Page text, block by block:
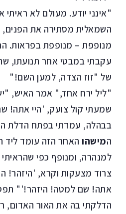
"אינני יודע. מעולם לא ראיתי
השמאלית מסתירה את הפנים,
מנופפת – מנופפת בפראות.
עקבתי במבטי אחר תנועתו,
של "זוז הצדה, למען השם!"
"ליל ירח אחד," אמר האיש,
שמעתי קול צועק, 'היי אתה!
בבהלה, עמדתי בפתח הדלת
המישהוהאחר הזה עומד ליד
למנהרה, ומנופף כפי
צרוד מצעקות וקרא, 'היזהר!
אתה! שם למטה! היזהר!'"
הדלקתי בה את האור האדום,